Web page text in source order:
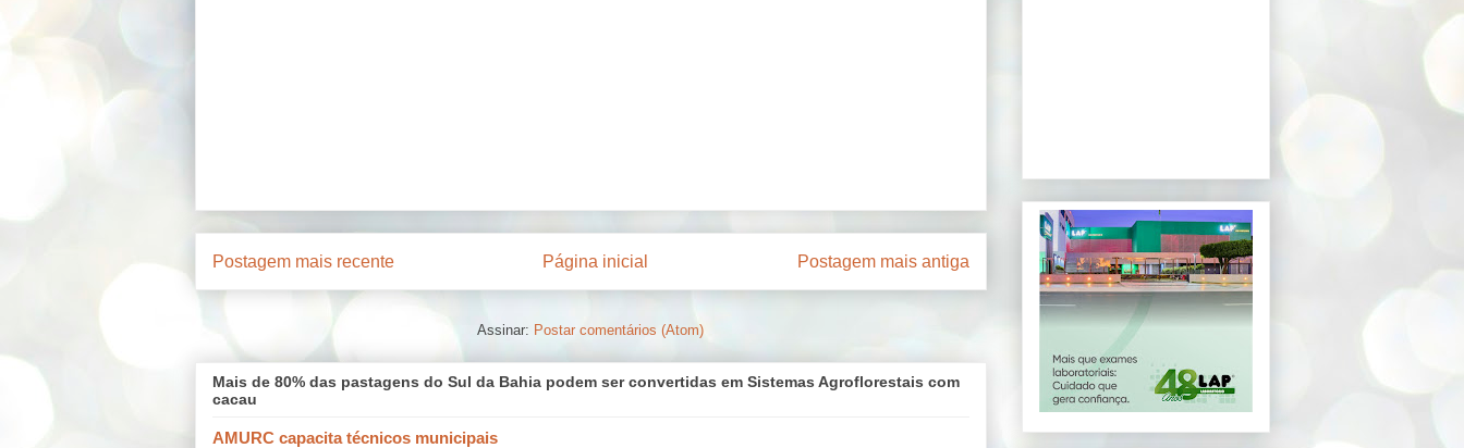
Postagem mais recente Postagem mais antiga
Página inicial
Assinar: Postar comentários (Atom)
Mais de 80% das pastagens do Sul da Bahia podem ser convertidas em Sistemas Agroflorestais com
cacau
AMURC capacita técnicos municipais